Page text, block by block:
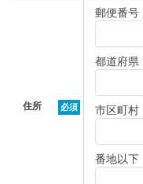
住所 必須
郵便番号
都道府県
市区町村
番地以下